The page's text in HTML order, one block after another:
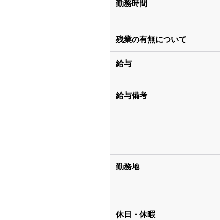
勤務時間
残業の有無について
給与
給与備考
勤務地
休日・休暇